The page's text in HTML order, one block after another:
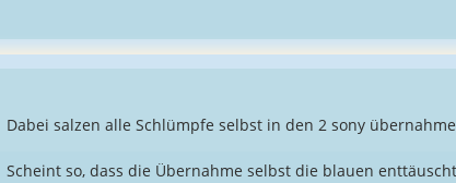
Dabei salzen alle Schlümpfe selbst in den 2 sony
Scheint so, dass die Übernahme selbst die blauen